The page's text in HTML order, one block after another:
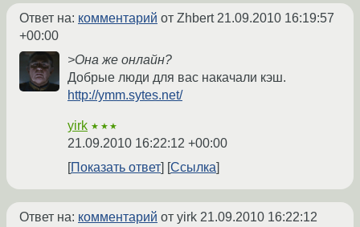
Ответ на: комментарий от Zhbert21.09.2010 16:19:57
+00:00
>Она же онлайн?
Добрые люди для вас накачали кэш.
http://ymm.sytes.net/
yirk ★★★
21.09.2010 16:22:12 +00:00
Показать ответ
Ссылка
Ответ на: комментарий от yirk 21.09.2010 16:22:12